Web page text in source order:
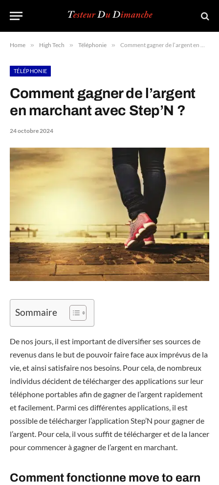
Home » High Tech » Téléphonie » Comment gagner de l’argent en marchant avec Step’N ?
TÉLÉPHONIE
Comment gagner de l’argent
en marchant avec Step’N ?
24 octobre 2024
Sommaire
De nos jours, il est important de diversifier ses sources de
revenus dans le but de pouvoir faire face aux imprévus de la
vie, et ainsi satisfaire nos besoins. Pour cela, de nombreux
individus décident de télécharger des applications sur leur
téléphone portables afin de gagner de l’argent rapidement
et facilement. Parmi ces différentes applications, il est
possible de télécharger l’application Step’N pour gagner de
l’argent. Pour cela, il vous suffit de télécharger et de la lancer
pour commencer à gagner de l’argent en marchant.
Comment fonctionne move to earn